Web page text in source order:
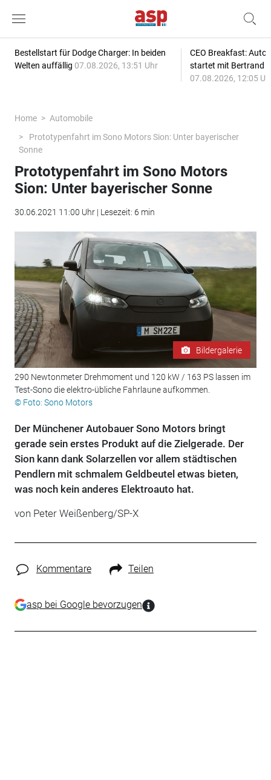
Bestellstart für Dodge Charger: In beiden
Welten auffällig 07.08.2026, 13:51 Uhr
CEO Breakfast:
startet mit Bertrand
07.08.2026, 12:05
Home
Automobile
Prototypenfahrt im Sono Motors Sion: Unter bayerischer
Sonne
Prototypenfahrt im Sono Motors
Sion: Unter bayerischer Sonne
30.06.2021 11:00 Uhr | Lesezeit: 6 min
Bildergalerie
290 Newtonmeter Drehmoment und 120 kW / 163 PS lassen im
Test-Sono die elektro-übliche Fahrlaune aufkommen.
© Foto: Sono Motors
Der Münchener Autobauer Sono Motors bringt
gerade sein erstes Produkt auf die Zielgerade. Der
Sion kann dank Solarzellen vor allem städtischen
Pendlern mit schmalem Geldbeutel etwas bieten,
was noch kein anderes Elektroauto hat.
von Peter Weißenberg/SP-X
Kommentare Teilen
asp bei Google bevorzugen